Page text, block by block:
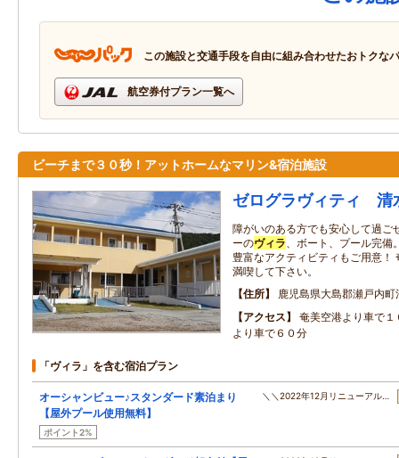
この施設と交通手段を自由に組み合わせたおトクな
航空券付プラン一覧へ
ビーチまで３０秒！アットホームなマリン&宿泊施設
ゼログラヴィティ 清
障がいのある方でも安心して過ご
ーのヴィラ、ボート、プール完備
豊富なアクティビティもご用意！
満喫して下さい。
住所
鹿児島県大島郡瀬戸内町
アクセス
奄美空港より車で
より車で６０分
「ヴィラ」を含む宿泊プラン
オーシャンビュー♪スタンダード素泊まり
【屋外プール使用無料】
ポイント2%
＼＼2022年12月リニューアル…